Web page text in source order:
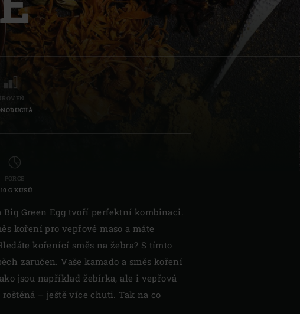
| Schweiz (Français)
PORCE
G KUSŮ
Big Green Egg tvoří perfektní kombinaci.
koření pro vepřové maso a máte
kořenící směs na žebra? S tímto
zaručen. Vaše kamado a směs koření
jsou například žebírka, ale i vepřová
– ještě více chuti. Tak na co